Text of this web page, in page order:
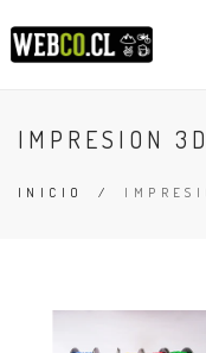
IMPRESION 3D
INICIO /